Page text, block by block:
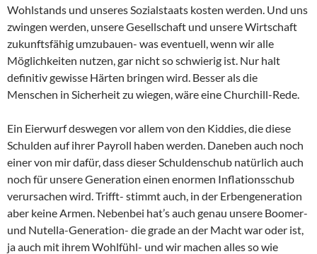
Wohlstands und unseres Sozialstaats kosten werden. Und uns
zwingen werden, unsere Gesellschaft und unsere Wirtschaft
zukunftsfähig umzubauen- was eventuell, wenn wir alle
Möglichkeiten nutzen, gar nicht so schwierig ist. Nur halt
definitiv gewisse Härten bringen wird. Besser als die
Menschen in Sicherheit zu wiegen, wäre eine Churchill-Rede.
Ein Eierwurf deswegen vor allem von den Kiddies, die diese
Schulden auf ihrer Payroll haben werden. Daneben auch noch
einer von mir dafür, dass dieser Schuldenschub natürlich auch
noch für unsere Generation einen enormen Inflationsschub
verursachen wird. Trifft- stimmt auch, in der Erbengeneration
aber keine Armen. Nebenbei hat’s auch genau unsere Boomer-
und Nutella-Generation- die grade an der Macht war oder ist,
ja auch mit ihrem Wohlfühl- und wir machen alles so wie